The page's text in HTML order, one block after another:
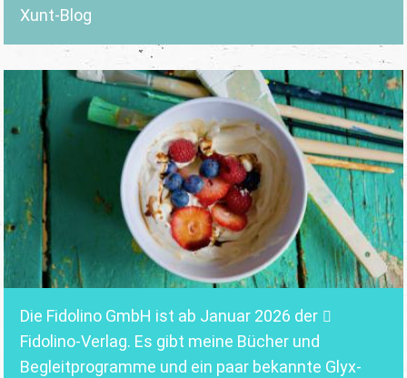
Xunt-Blog
Die Fidolino GmbH ist ab Januar 2026 der
Fidolino-Verlag. Es gibt meine Bücher und
Begleitprogramme und ein paar bekannte Glyx-